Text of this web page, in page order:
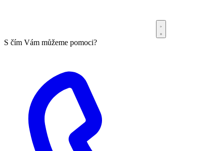
S čím Vám můžeme pomoci?